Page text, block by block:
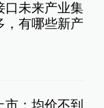
口未来产业集
，有哪些新产
：均价不到